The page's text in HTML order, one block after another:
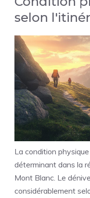
selon
La condition
déterminant dans la
Mont Blanc. Le
considérablement